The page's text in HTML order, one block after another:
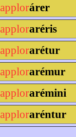
applorárer
apploraréris
applorarétur
applorarémur
applorarémini
apploraréntur